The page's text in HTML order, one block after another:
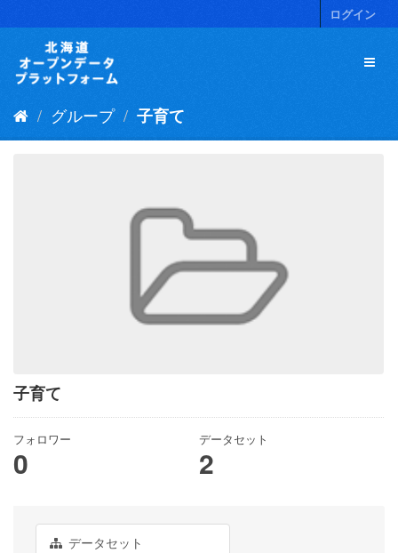
キ
ログイン
グループ 子育て
子育て
フォロワー
0
データセット
2
データセット